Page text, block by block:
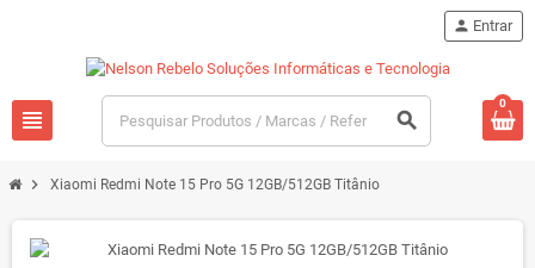
view_headline search
person Entrar
0
chevron_right Xiaomi Redmi Note 15 Pro 5G 12GB/512GB Titânio